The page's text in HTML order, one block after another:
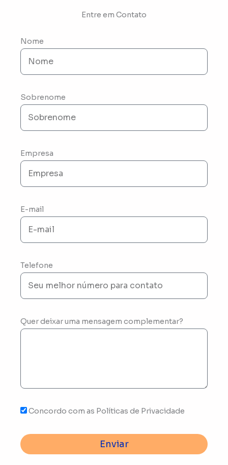
Entre em Contato
Nome
Sobrenome
Empresa
E-mail
Telefone
Quer deixar uma mensagem complementar?
Concordo com as Políticas de Privacidade
Enviar